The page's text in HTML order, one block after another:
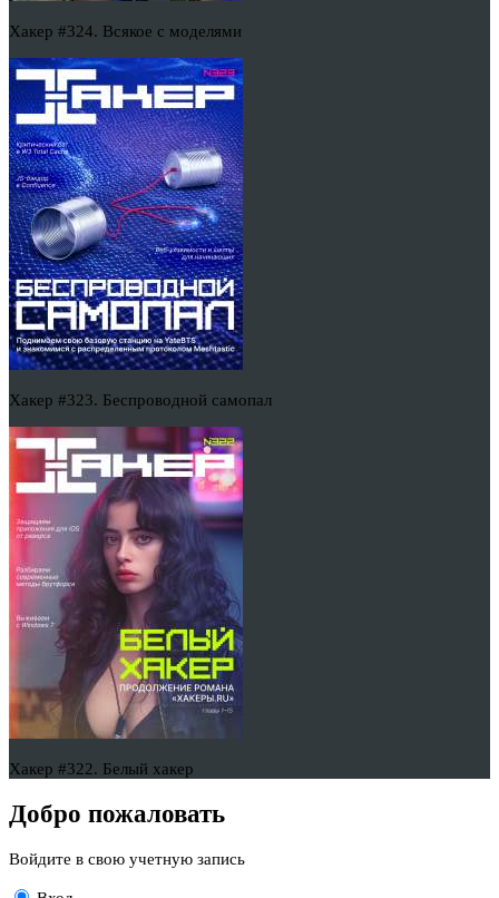
Хакер #324. Всякое с моделями
Хакер #323. Беспроводной самопал
Хакер #322. Белый хакер
Добро пожаловать
Войдите в свою учетную запись